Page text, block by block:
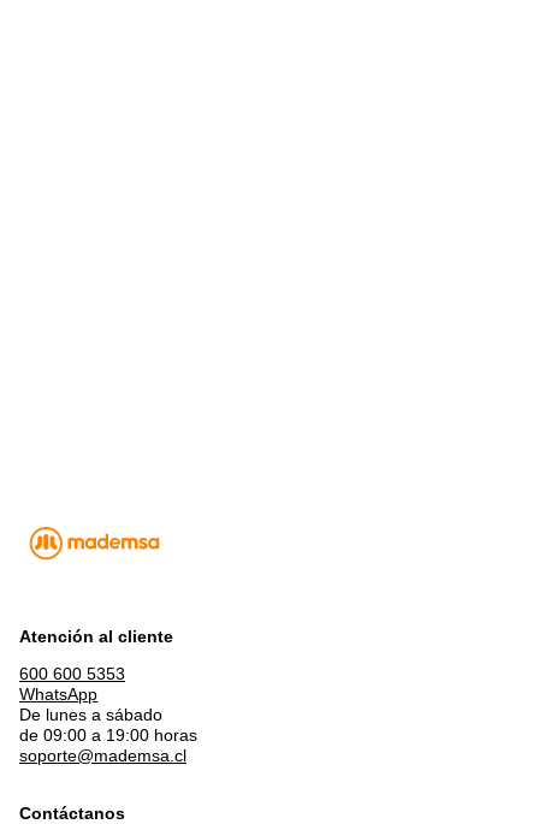
Atención al cliente
600 600 5353
WhatsApp
De lunes a sábado
de 09:00 a 19:00 horas
soporte@mademsa.cl
Contáctanos